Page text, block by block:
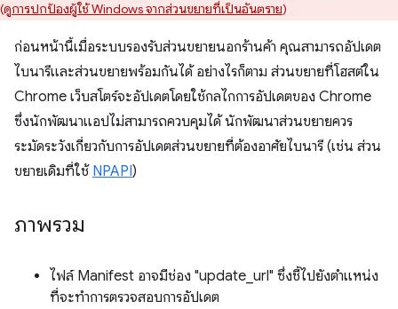
(ดูการปกป้องผู้ใช้ Windows จากส่วนขยายที่เป็นอันตราย)
ก่อนหน้านี้เมื่อระบบรองรับส่วนขยายนอกร้านค้า คุณสามารถอัปเดต
ไบนารีและส่วนขยายพร้อมกันได้ อย่างไรก็ตาม ส่วนขยายที่โฮสต์ใน
Chrome เว็บสโตร์จะอัปเดตโดยใช้กลไกการอัปเดตของ Chrome
ซึ่งนักพัฒนาแอปไม่สามารถควบคุมได้ นักพัฒนาส่วนขยายควร
ระมัดระวังเกี่ยวกับการอัปเดตส่วนขยายที่ต้องอาศัยไบนารี (เช่น ส่วน
ขยายเดิมที่ใช้ NPAPI)
ภาพรวม
ไฟล์ Manifest อาจมีช่อง "update_url" ซึ่งชี้ไปยังตำแหน่ง
ที่จะทำการตรวจสอบการอัปเดต